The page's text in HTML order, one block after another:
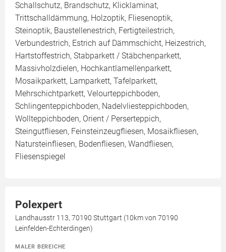
Schallschutz, Brandschutz, Klicklaminat,
Trittschalldämmung, Holzoptik, Fliesenoptik,
Steinoptik, Baustellenestrich, Fertigteilestrich,
Verbundestrich, Estrich auf Dämmschicht, Heizestrich,
Hartstoffestrich, Stabparkett / Stäbchenparkett,
Massivholzdielen, Hochkantlamellenparkett,
Mosaikparkett, Lamparkett, Tafelparkett,
Mehrschichtparkett, Velourteppichboden,
Schlingenteppichboden, Nadelvliesteppichboden,
Wollteppichboden, Orient / Perserteppich,
Steingutfliesen, Feinsteinzeugfliesen, Mosaikfliesen,
Natursteinfliesen, Bodenfliesen, Wandfliesen,
Fliesenspiegel
Polexpert
Landhausstr 113, 70190 Stuttgart (10km von 70190
Leinfelden-Echterdingen)
MALER BEREICHE